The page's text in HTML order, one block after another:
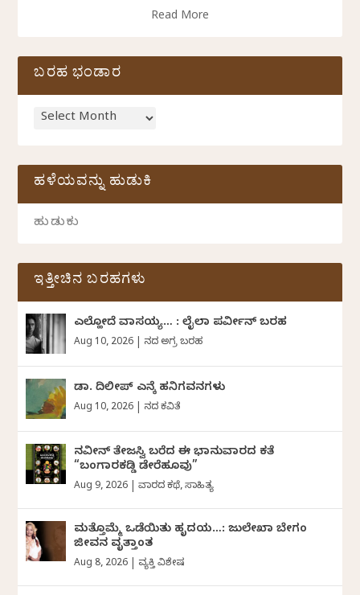
Read More
ಬರಹ ಭಂಡಾರ
ಹಳೆಯವನ್ನು ಹುಡುಕಿ
ಇತ್ತೀಚಿನ ಬರಹಗಳು
ಎಲ್ಹೋದೆ ವಾಸಯ್ಯ… : ಲೈಲಾ ಪರ್ವೀನ್‌ ಬರಹ
Aug 10, 2026 ದಿನದ ಅಗ್ರ ಬರಹ
ಡಾ. ದಿಲೀಪ್ ಎನ್ಕೆ ಹನಿಗವನಗಳು
Aug 10, 2026 ದಿನದ ಕವಿತೆ
ನವೀನ್‌ ತೇಜಸ್ವಿ ಬರೆದ ಈ ಭಾನುವಾರದ ಕತೆ
“ಬಂಗಾರಕಡ್ಡಿ ಡೇರೆಹೂವು”
Aug 9, 2026 |ವಾರದ ಕಥೆ,ಸಾಹಿತ್ಯ
ಮತ್ತೊಮ್ಮೆ ಒಡೆಯಿತು ಹೃದಯ…: ಜುಲೇಖಾ ಬೇಗಂ
ಜೀವನ ವೃತ್ತಾಂತ
Aug 8, 2026 ವ್ಯಕ್ತಿ ವಿಶೇಷ